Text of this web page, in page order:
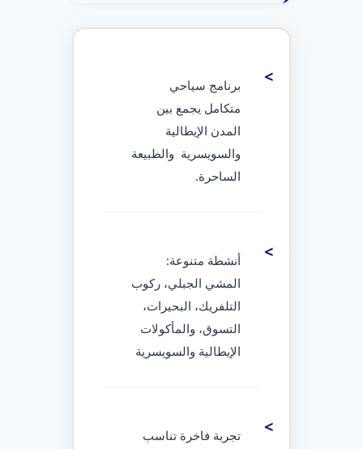
برنامج سياحي
متكامل يجمع بين
المدن الإيطالية
والسويسرية والطبيعة
الساحرة.
أنشطة متنوعة:
المشي الجبلي، ركوب
التلفريك، البحيرات،
التسوق، والمأكولات
الإيطالية والسويسرية
تجربة فاخرة تناسب